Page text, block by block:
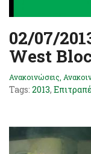
02/07/
West
Ανακοινώσεις
Tags: 2013,